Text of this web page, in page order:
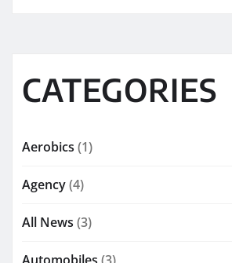
CATEGORIES
Aerobics (1)
Agency(4)
All News (3)